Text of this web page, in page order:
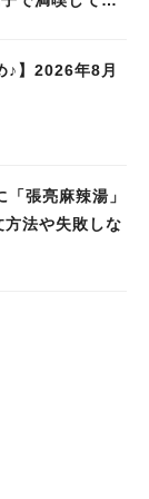
♪】2026年8月
「張亮麻辣湯」
法や失敗しな